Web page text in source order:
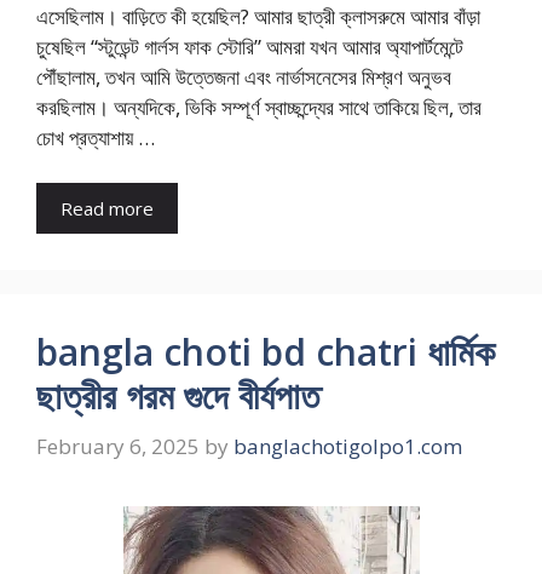
এসেছিলাম। বাড়িতে কী হয়েছিল? আমার ছাত্রী ক্লাসরুমে আমার বাঁড়া
চুষেছিল “স্টুডেন্ট গার্লস ফাক স্টোরি” আমরা যখন আমার অ্যাপার্টমেন্টে
পৌঁছালাম, তখন আমি উত্তেজনা এবং নার্ভাসনেসের মিশ্রণ অনুভব
করছিলাম। অন্যদিকে, ভিকি সম্পূর্ণ স্বাচ্ছন্দ্যের সাথে তাকিয়ে ছিল, তার
চোখ প্রত্যাশায় …
Read more
bangla choti bd chatri ধার্মিক
ছাত্রীর গরম গুদে বীর্যপাত
February 6, 2025 by banglachotigolpo1.com